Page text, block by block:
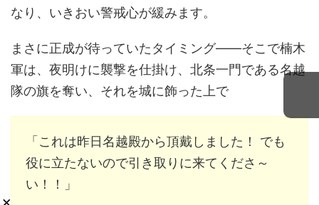
なり、いきおい警戒心が緩みます。
まさに正成が待っていたタイミング――そこで楠木
軍は、夜明けに襲撃を仕掛け、北条一門である名越
隊の旗を奪い、それを城に飾った上で
「これは昨日名越殿から頂戴しました！ でも
役に立たないので引き取りに来てくださ～
い！！」